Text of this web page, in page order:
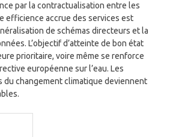
par la contractualisation entre les
efficience accrue des services est
de schémas directeurs et la
L’objectif d’atteinte de bon état
prioritaire, voire même se renforce
européenne sur l’eau. Les
du changement climatique deviennent